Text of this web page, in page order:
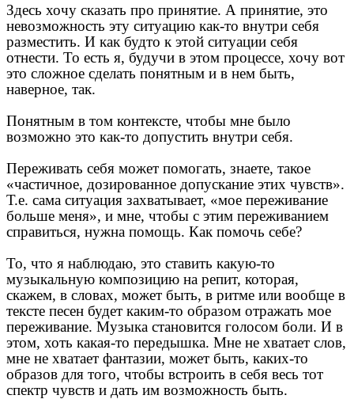
Здесь хочу сказать про принятие. А принятие, это
невозможность эту ситуацию как-то внутри себя
разместить. И как будто к этой ситуации себя
отнести. То есть я, будучи в этом процессе, хочу вот
это сложное сделать понятным и в нем быть,
наверное, так.
Понятным в том контексте, чтобы мне было
возможно это как-то допустить внутри себя.
Переживать себя может помогать, знаете, такое
«частичное, дозированное допускание этих чувств».
Т.е. сама ситуация захватывает, «мое переживание
больше меня», и мне, чтобы с этим переживанием
справиться, нужна помощь. Как помочь себе?
То, что я наблюдаю, это ставить какую-то
музыкальную композицию на репит, которая,
скажем, в словах, может быть, в ритме или вообще в
тексте песен будет каким-то образом отражать мое
переживание. Музыка становится голосом боли. И в
этом, хоть какая-то передышка. Мне не хватает слов,
мне не хватает фантазии, может быть, каких-то
образов для того, чтобы встроить в себя весь тот
спектр чувств и дать им возможность быть.